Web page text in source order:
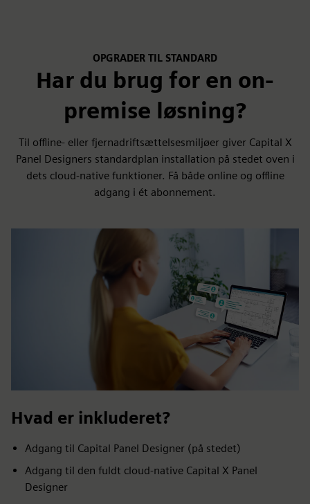
OPGRADER TIL STANDARD
Har du brug for en on-
premise løsning?
Til offline- eller fjernadriftsættelsesmiljøer giver Capital X
Panel Designers standardplan installation på stedet oven i
dets cloud-native funktioner. Få både online og offline
adgang i ét abonnement.
Hvad er inkluderet?
Adgang til Capital Panel Designer (på stedet)
Adgang til den fuldt cloud-native Capital X Panel
Designer